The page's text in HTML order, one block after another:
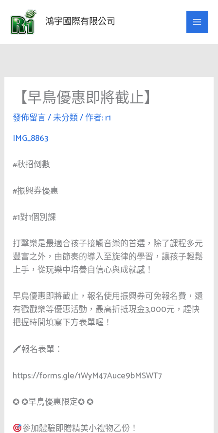
要
鴻宇國際有限公司
【早鳥優惠即將截止】
發佈留言/未分類/ 作者:r1
IMG_8863
#秋招倒數
#振興券優惠
#1對1個別課
打擊樂是最適合孩子接觸音樂的首選，除了課程多元
豐富之外，由節奏的導入至旋律的學習，讓孩子輕鬆
上手，從玩樂中培養自信心與成就感！
早鳥優惠即將截止，報名使用振興券可免報名費，還
有戳戳樂等優惠活動，最高折抵現金3,000元，趕快
把握時間填寫下方表單喔！
🖍報名表單：
https://forms.gle/1WyM47Auce9bMSWT7
✪✪早鳥優惠限定✪✪
參加體驗即贈精美小禮物乙份！